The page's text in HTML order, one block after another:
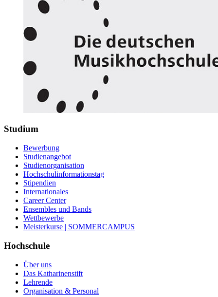
Studium
Bewerbung
Studienangebot
Studienorganisation
Hochschulinformationstag
Stipendien
Internationales
Career Center
Ensembles und Bands
Wettbewerbe
Meisterkurse | SOMMERCAMPUS
Hochschule
Über uns
Das Katharinenstift
Lehrende
Organisation & Personal